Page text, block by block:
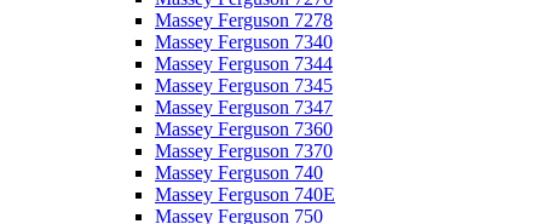
Massey Ferguson 7278
Massey Ferguson 7340
Massey Ferguson 7344
Massey Ferguson 7345
Massey Ferguson 7347
Massey Ferguson 7360
Massey Ferguson 7370
Massey Ferguson 740
Massey Ferguson 740E
Massey Ferguson 750